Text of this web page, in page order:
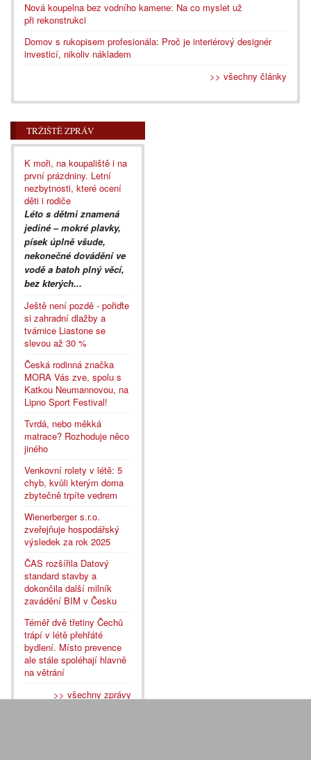
Nová koupelna bez vodního kamene: Na co myslet už
při rekonstrukci
Domov s rukopisem profesionála: Proč je interiérový designér
investicí, nikoliv nákladem
>> všechny články
TRŽIŠTĚ ZPRÁV
K moři, na koupaliště i na
první prázdniny. Letní
nezbytnosti, které ocení
děti i rodiče
Léto s dětmi znamená
jediné – mokré plavky,
písek úplně všude,
nekonečné dovádění ve
vodě a batoh plný věcí,
bez kterých...
Ještě není pozdě - pořiďte
si zahradní dlažby a
tvárnice Liastone se
slevou až 30 %
Česká rodinná značka
MORA Vás zve, spolu s
Katkou Neumannovou, na
Lipno Sport Festival!
Tvrdá, nebo měkká
matrace? Rozhoduje něco
jiného
Venkovní rolety v létě: 5
chyb, kvůli kterým doma
zbytečně trpíte vedrem
Wienerberger s.r.o.
zveřejňuje hospodářský
výsledek za rok 2025
ČAS rozšířila Datový
standard stavby a
dokončila další milník
zavádění BIM v Česku
Téměř dvě třetiny Čechů
trápí v létě přehřáté
bydlení. Místo prevence
ale stále spoléhají hlavně
na větrání
>> všechny zprávy